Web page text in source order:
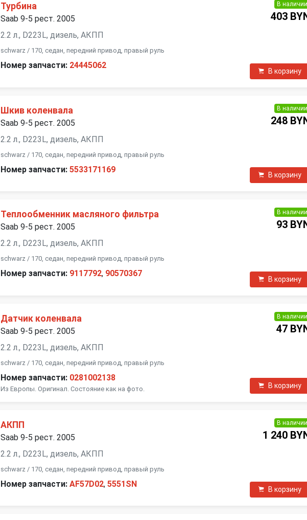
Турбина
Saab 9-5 рест. 2005
2.2 л., D223L, дизель, АКПП
schwarz / 170, седан, передний привод, правый руль
Номер запчасти: 24445062
В наличии
403
В корзину
Шкив коленвала
Saab 9-5 рест. 2005
2.2 л., D223L, дизель, АКПП
schwarz / 170, седан, передний привод, правый руль
Номер запчасти: 5533171169
В наличии
248
В корзину
Теплообменник масляного фильтра
Saab 9-5 рест. 2005
2.2 л., D223L, дизель, АКПП
schwarz / 170, седан, передний привод, правый руль
Номер запчасти: 9117792, 90570367
В наличии
93
В корзину
Датчик коленвала
Saab 9-5 рест. 2005
2.2 л., D223L, дизель, АКПП
schwarz / 170, седан, передний привод, правый руль
Номер запчасти: 0281002138
Из Европы. Оригинал. Состояние как на фото.
В наличии
47
В корзину
АКПП
Saab 9-5 рест. 2005
2.2 л., D223L, дизель, АКПП
schwarz / 170, седан, передний привод, правый руль
Номер запчасти: AF57D02,5551SN
В наличии
1 240
В корзину